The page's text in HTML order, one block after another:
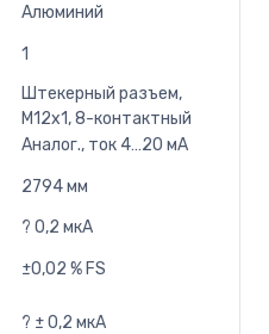
Алюминий
1
Штекерный разъем,
M12x1, 8-контактный
Аналог., ток 4…20 мA
2794 мм
? 0,2 мкА
±0,02 % FS
? ± 0,2 мкA